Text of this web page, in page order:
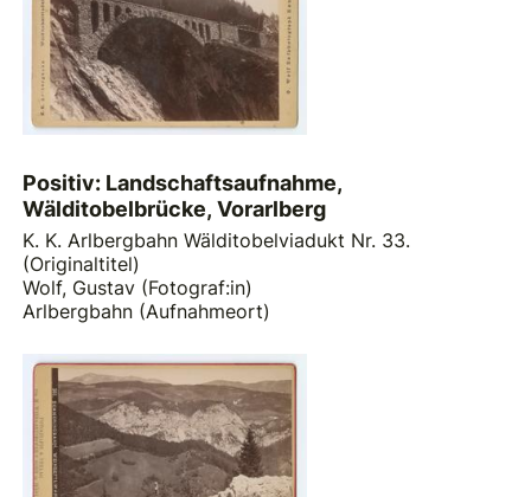
Positiv: Landschaftsaufnahme,
Wälditobelbrücke, Vorarlberg
K. K. Arlbergbahn Wälditobelviadukt Nr. 33.
(Originaltitel)
Wolf, Gustav (Fotograf:in)
Arlbergbahn (Aufnahmeort)